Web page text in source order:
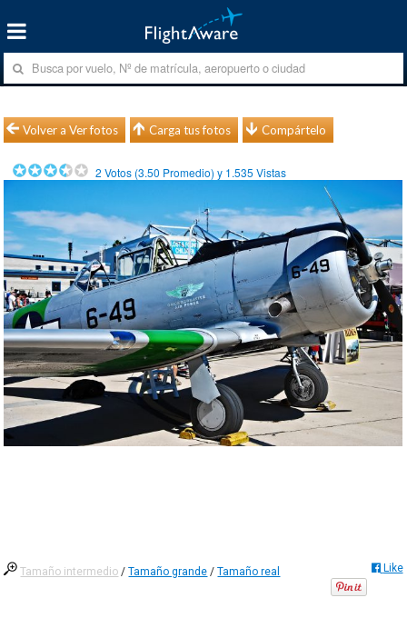
Volver a Ver fotos Carga tus fotos Compártelo
2 Votos (3.50 Promedio) y 1.535 Vistas
Tamaño intermedio /Tamaño grande /Tamaño real Like